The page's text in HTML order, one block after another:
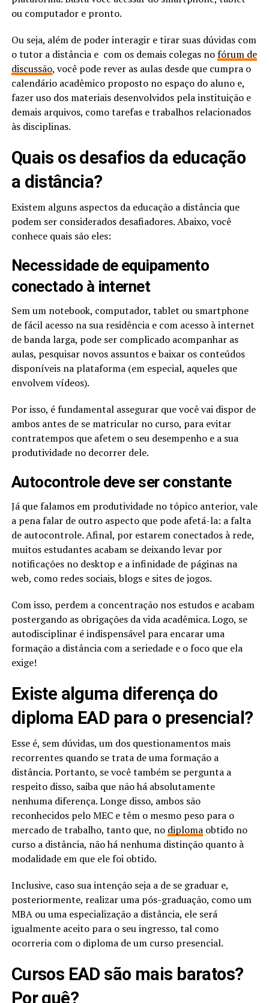
ou computador e pronto.
Ou seja, além de poder interagir e tirar suas dúvidas com
o tutor a distância e com os demais colegas nofórum de
discussão, você pode rever as aulas desde que cumpra o
calendário acadêmico proposto no espaço do aluno e,
fazer uso dos materiais desenvolvidos pela instituição e
demais arquivos, como tarefas e trabalhos relacionados
às disciplinas.
Quais os desafios da educação
a distância?
Existem alguns aspectos da educação a distância que
podem ser considerados desafiadores. Abaixo, você
conhece quais são eles:
Necessidade de equipamento
conectado à internet
Sem um notebook, computador, tablet ou smartphone
de fácil acesso na sua residência e com acesso à internet
de banda larga, pode ser complicado acompanhar as
aulas, pesquisar novos assuntos e baixar os conteúdos
disponíveis na plataforma (em especial, aqueles que
envolvem vídeos).
Por isso, é fundamental assegurar que você vai dispor de
ambos antes de se matricular no curso, para evitar
contratempos que afetem o seu desempenho e a sua
produtividade no decorrer dele.
Autocontrole deve ser constante
Já que falamos em produtividade no tópico anterior, vale
a pena falar de outro aspecto que pode afetá-la: a falta
de autocontrole. Afinal, por estarem conectados à rede,
muitos estudantes acabam se deixando levar por
notificações no desktop e a infinidade de páginas na
web, como redes sociais, blogs e sites de jogos.
Com isso, perdem a concentração nos estudos e acabam
postergando as obrigações da vida acadêmica. Logo, se
autodisciplinar é indispensável para encarar uma
formação a distância com a seriedade e o foco que ela
exige!
Existe alguma diferença do
diploma EAD para o presencial?
Esse é, sem dúvidas, um dos questionamentos mais
recorrentes quando se trata de uma formação a
distância. Portanto, se você também se pergunta a
respeito disso, saiba que não há absolutamente
nenhuma diferença. Longe disso, ambos são
reconhecidos pelo MEC e têm o mesmo peso para o
mercado de trabalho, tanto que, no diplomaobtido no
curso a distância, não há nenhuma distinção quanto à
modalidade em que ele foi obtido.
Inclusive, caso sua intenção seja a de se graduar e,
posteriormente, realizar uma pós-graduação, como um
MBA ou uma especialização a distância, ele será
igualmente aceito para o seu ingresso, tal como
ocorreria com o diploma de um curso presencial.
Cursos EAD são mais baratos?
Por quê?